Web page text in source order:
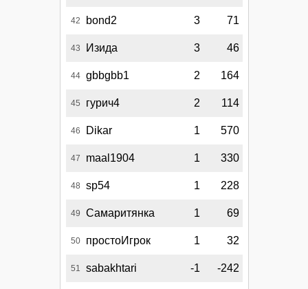
42 bond2 3 71
43 Изида 3 46
44 gbbgbb1 2 164
45 гурич4 2 114
46 Dikar 1 570
47 maal1904 1 330
48 sp54 1 228
49 Самаритянка 1 69
50 простоИгрок 1 32
51 sabakhtari -1 -242